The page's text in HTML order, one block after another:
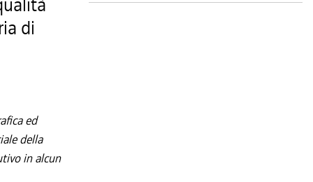
di
ed
della
in alcun